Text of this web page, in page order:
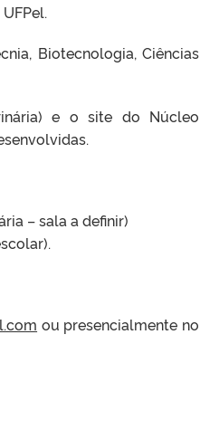
Biotecnologia, Ciências
e o site do Núcleo
– sala a definir)
ou presencialmente no